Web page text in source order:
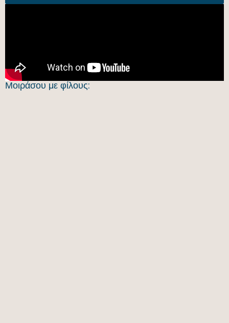
Μοιράσου με φίλους: